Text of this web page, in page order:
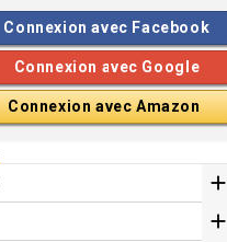
Connexion avec Facebook
Connexion avec Google
Connexion avec Amazon

